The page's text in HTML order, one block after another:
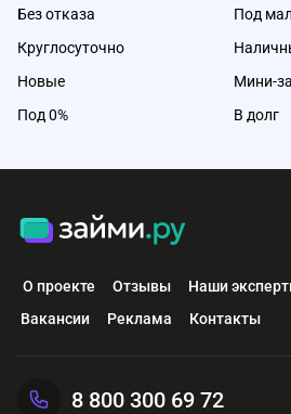
Без отказа
Круглосуточно
Новые
Под 0%
Под
Мини-
В долг
О проекте Отзывы Наши
Вакансии
Реклама Контакты
8 800 300 69 72